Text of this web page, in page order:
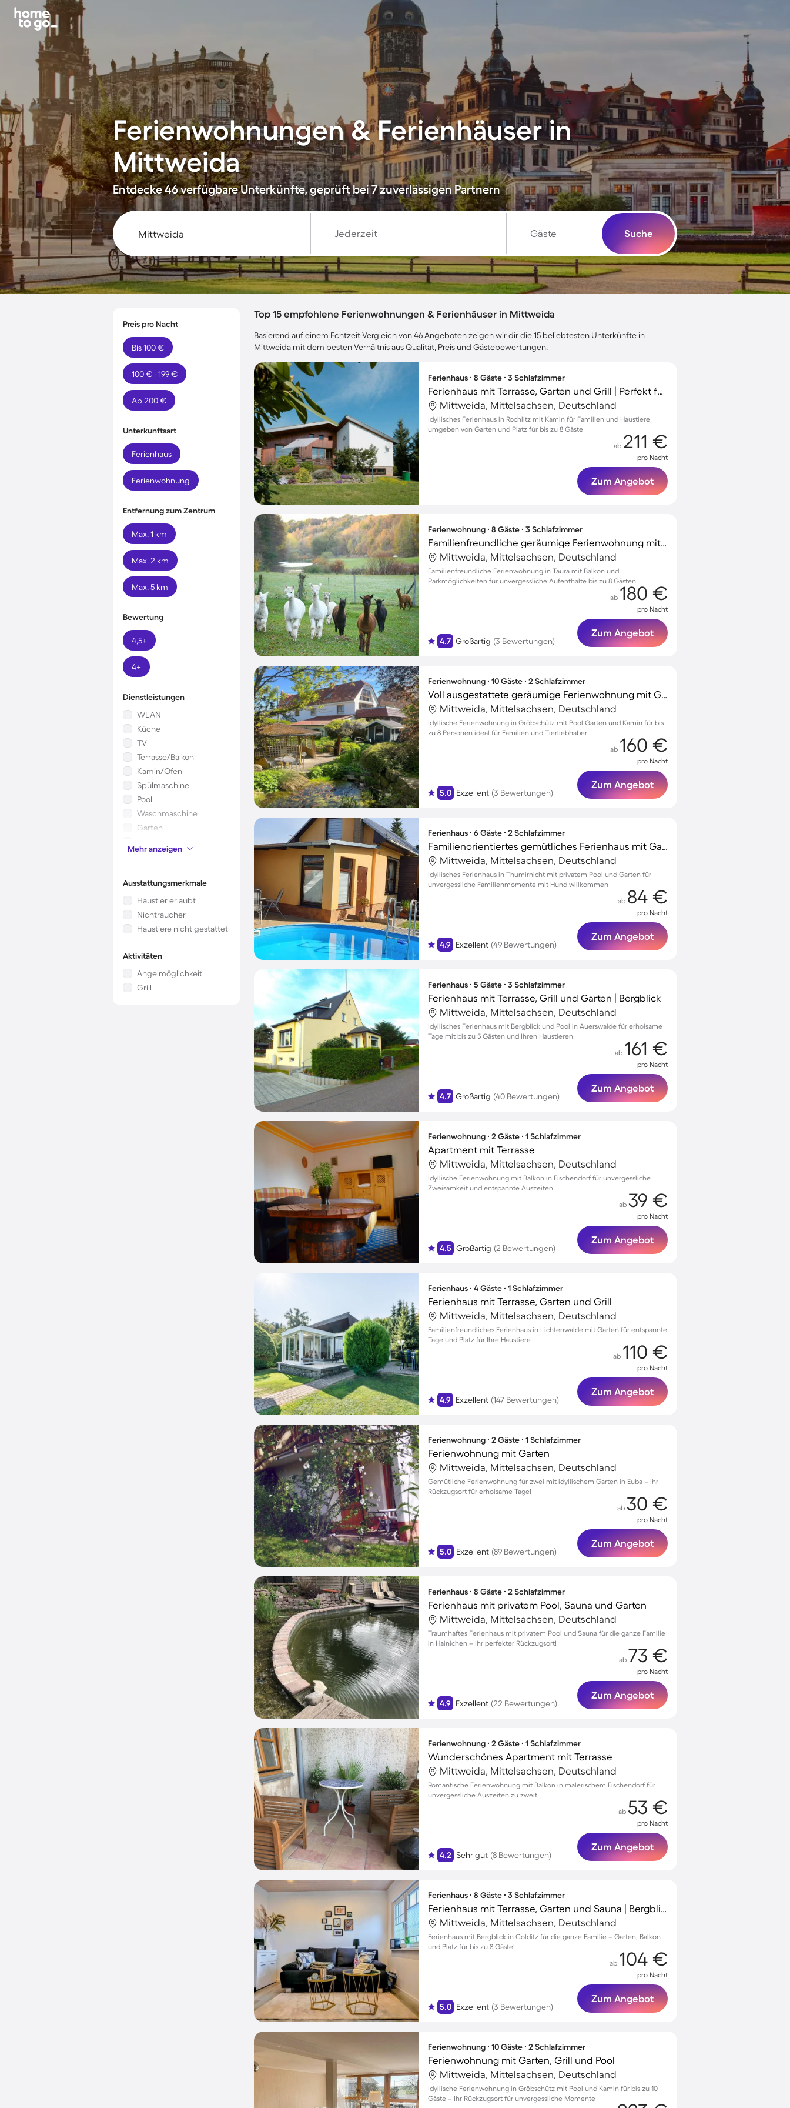
Ferienwohnungen & Ferienhäuser in
Mittweida
Entdecke 46 verfügbare Unterkünfte, geprüft bei 7 zuverlässigen Partnern
Jederzeit Gäste Suche
Preis pro Nacht
Bis 100 €
100 € - 199 €
Ab 200 €
Unterkunftsart
Ferienhaus
Ferienwohnung
Entfernung zum Zentrum
Max. 1 km
Max. 2 km
Max. 5 km
Bewertung
4,5+
4+
Dienstleistungen
WLAN
Küche
TV
Terrasse/Balkon
Kamin/Ofen
Spülmaschine
Pool
Waschmaschine
Garten
Kinderbett
Mikrowelle
Mehr anzeigen
Ausstattungsmerkmale
Haustier erlaubt
Nichtraucher
Haustiere nicht gestattet
Aktivitäten
Angelmöglichkeit
Grill
Top 15 empfohlene Ferienwohnungen & Ferienhäuser in Mittweida
Basierend auf einem Echtzeit-Vergleich von 46 Angeboten zeigen wir dir die 15 beliebtesten Unterkünfte in
Mittweida mit dem besten Verhältnis aus Qualität, Preis und Gästebewertungen.
Ferienhaus ∙ 8 Gäste ∙ 3 Schlafzimmer
Ferienhaus mit Terrasse, Garten und Grill | Perfekt für die Arbeit von Zuhause
Mittweida, Mittelsachsen, Deutschland
Idyllisches Ferienhaus in Rochlitz mit Kamin für Familien und Haustiere,
umgeben von Garten und Platz für bis zu 8 Gäste
ab 211 €
pro Nacht
Zum Angebot
Ferienwohnung ∙ 8 Gäste ∙ 3 Schlafzimmer
Familienfreundliche geräumige Ferienwohnung mit Terrasse, Garten und Grill
Mittweida, Mittelsachsen, Deutschland
Familienfreundliche Ferienwohnung in Taura mit Balkon und
Parkmöglichkeiten für unvergessliche Aufenthalte bis zu 8 Gästen
4.7 Großartig (3 Bewertungen)
ab 180 €
pro Nacht
Zum Angebot
Ferienwohnung ∙ 10 Gäste ∙ 2 Schlafzimmer
Voll ausgestattete geräumige Ferienwohnung mit Garten, Pool und Grill | Haustiere sind willkommen
Mittweida, Mittelsachsen, Deutschland
Idyllische Ferienwohnung in Gröbschütz mit Pool Garten und Kamin für bis
zu 8 Personen ideal für Familien und Tierliebhaber
5.0 Exzellent (3 Bewertungen)
ab 160 €
pro Nacht
Zum Angebot
Ferienhaus ∙ 6 Gäste ∙ 2 Schlafzimmer
Familienorientiertes gemütliches Ferienhaus mit Garten, privatem Pool und Terrasse | Stadtblick | Haustierfreundlich
Mittweida, Mittelsachsen, Deutschland
Idyllisches Ferienhaus in Thumirnicht mit privatem Pool und Garten für
unvergessliche Familienmomente mit Hund willkommen
4.9 Exzellent (49 Bewertungen)
ab 84 €
pro Nacht
Zum Angebot
Ferienhaus ∙ 5 Gäste ∙ 3 Schlafzimmer
Ferienhaus mit Terrasse, Grill und Garten | Bergblick
Mittweida, Mittelsachsen, Deutschland
Idyllisches Ferienhaus mit Bergblick und Pool in Auerswalde für erholsame
Tage mit bis zu 5 Gästen und Ihren Haustieren
4.7 Großartig (40 Bewertungen)
ab 161 €
pro Nacht
Zum Angebot
Ferienwohnung ∙ 2 Gäste ∙ 1 Schlafzimmer
Apartment mit Terrasse
Mittweida, Mittelsachsen, Deutschland
Idyllische Ferienwohnung mit Balkon in Fischendorf für unvergessliche
Zweisamkeit und entspannte Auszeiten
4.5 Großartig (2 Bewertungen)
ab 39 €
pro Nacht
Zum Angebot
Ferienhaus ∙ 4 Gäste ∙ 1 Schlafzimmer
Ferienhaus mit Terrasse, Garten und Grill
Mittweida, Mittelsachsen, Deutschland
Familienfreundliches Ferienhaus in Lichtenwalde mit Garten für entspannte
Tage und Platz für Ihre Haustiere
4.9 Exzellent (147 Bewertungen)
ab 110 €
pro Nacht
Zum Angebot
Ferienwohnung ∙ 2 Gäste ∙ 1 Schlafzimmer
Ferienwohnung mit Garten
Mittweida, Mittelsachsen, Deutschland
Gemütliche Ferienwohnung für zwei mit idyllischem Garten in Euba – Ihr
Rückzugsort für erholsame Tage!
5.0 Exzellent (89 Bewertungen)
ab 30 €
pro Nacht
Zum Angebot
Ferienhaus ∙ 8 Gäste ∙ 2 Schlafzimmer
Ferienhaus mit privatem Pool, Sauna und Garten
Mittweida, Mittelsachsen, Deutschland
Traumhaftes Ferienhaus mit privatem Pool und Sauna für die ganze Familie
in Hainichen – Ihr perfekter Rückzugsort!
4.9 Exzellent (22 Bewertungen)
ab 73 €
pro Nacht
Zum Angebot
Ferienwohnung ∙ 2 Gäste ∙ 1 Schlafzimmer
Wunderschönes Apartment mit Terrasse
Mittweida, Mittelsachsen, Deutschland
Romantische Ferienwohnung mit Balkon in malerischem Fischendorf für
unvergessliche Auszeiten zu zweit
4.2 Sehr gut (8 Bewertungen)
ab 53 €
pro Nacht
Zum Angebot
Ferienhaus ∙ 8 Gäste ∙ 3 Schlafzimmer
Ferienhaus mit Terrasse, Garten und Sauna | Bergblick
Mittweida, Mittelsachsen, Deutschland
Ferienhaus mit Bergblick in Colditz für die ganze Familie – Garten, Balkon
und Platz für bis zu 8 Gäste!
5.0 Exzellent (3 Bewertungen)
ab 104 €
pro Nacht
Zum Angebot
Ferienwohnung ∙ 10 Gäste ∙ 2 Schlafzimmer
Ferienwohnung mit Garten, Grill und Pool
Mittweida, Mittelsachsen, Deutschland
Idyllische Ferienwohnung in Gröbschütz mit Pool und Kamin für bis zu 10
Gäste – Ihr Rückzugsort für unvergessliche Momente